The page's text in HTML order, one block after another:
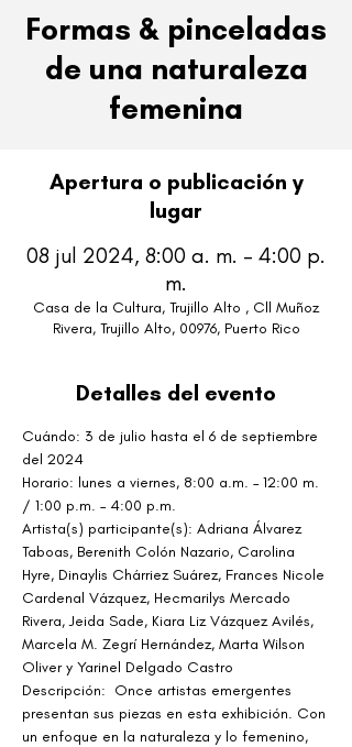
Formas & pinceladas
de una naturaleza
femenina
Apertura o publicación y
lugar
08 jul 2024, 8:00 a. m. – 4:00 p.
m.
Casa de la Cultura, Trujillo Alto , Cll Muñoz
Rivera, Trujillo Alto, 00976, Puerto Rico
Detalles del evento
Cuándo: 3 de julio hasta el 6 de septiembre
del 2024
Horario: lunes a viernes, 8:00 a.m. – 12:00 m.
/ 1:00 p.m. – 4:00 p.m.
Artista(s) participante(s): Adriana Álvarez
Taboas, Berenith Colón Nazario, Carolina
Hyre, Dinaylis Chárriez Suárez, Frances Nicole
Cardenal Vázquez, Hecmarilys Mercado
Rivera, Jeida Sade, Kiara Liz Vázquez Avilés,
Marcela M. Zegrí Hernández, Marta Wilson
Oliver y Yarinel Delgado Castro
Descripción:  Once artistas emergentes
presentan sus piezas en esta exhibición. Con
un enfoque en la naturaleza y lo femenino,